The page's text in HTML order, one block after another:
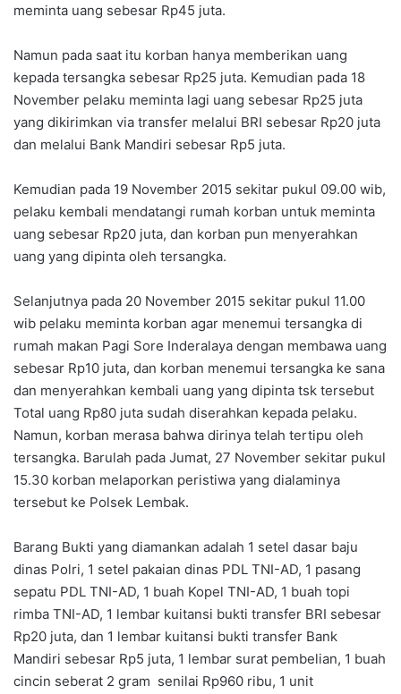
meminta uang sebesar Rp45 juta.
Namun pada saat itu korban hanya memberikan uang
kepada tersangka sebesar Rp25 juta. Kemudian pada 18
November pelaku meminta lagi uang sebesar Rp25 juta
yang dikirimkan via transfer melalui BRI sebesar Rp20 juta
dan melalui Bank Mandiri sebesar Rp5 juta.
Kemudian pada 19 November 2015 sekitar pukul 09.00 wib,
pelaku kembali mendatangi rumah korban untuk meminta
uang sebesar Rp20 juta, dan korban pun menyerahkan
uang yang dipinta oleh tersangka.
Selanjutnya pada 20 November 2015 sekitar pukul 11.00
wib pelaku meminta korban agar menemui tersangka di
rumah makan Pagi Sore Inderalaya dengan membawa uang
sebesar Rp10 juta, dan korban menemui tersangka ke sana
dan menyerahkan kembali uang yang dipinta tsk tersebut
Total uang Rp80 juta sudah diserahkan kepada pelaku.
Namun, korban merasa bahwa dirinya telah tertipu oleh
tersangka. Barulah pada Jumat, 27 November sekitar pukul
15.30 korban melaporkan peristiwa yang dialaminya
tersebut ke Polsek Lembak.
Barang Bukti yang diamankan adalah 1 setel dasar baju
dinas Polri, 1 setel pakaian dinas PDL TNI-AD, 1 pasang
sepatu PDL TNI-AD, 1 buah Kopel TNI-AD, 1 buah topi
rimba TNI-AD, 1 lembar kuitansi bukti transfer BRI sebesar
Rp20 juta, dan 1 lembar kuitansi bukti transfer Bank
Mandiri sebesar Rp5 juta, 1 lembar surat pembelian, 1 buah
cincin seberat 2 gram senilai Rp960 ribu, 1 unit